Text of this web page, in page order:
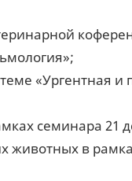
«Ургентная и
семинара 21
животных в